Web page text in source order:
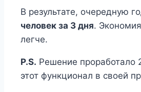
В результате, очередную
человек за 3 дня.
легче.
P.S. Решение проработало
этот функционал в своей